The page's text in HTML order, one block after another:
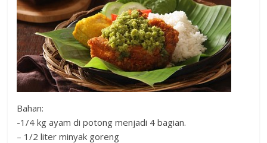
Bahan:
-1/4 kg ayam di potong menjadi 4 bagian.
– 1/2 liter minyak goreng